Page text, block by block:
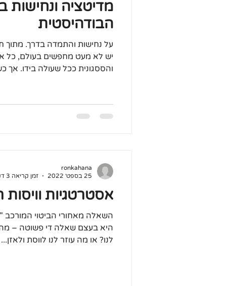
מדיטציה ונחישות
הבודהיסטית
על נחישות והתמדה בדרך. מתוך
יש לא מעט מחפשים בעולם,
והססגונית ככל שעולה בידו. אך
אסטרטגיות וויסות
השאלה מאחורי הביטוי המורכב
היא בעצם שאלה די פשוטה – מה
לנו? או מה עוזר לנו לווסת ולאזן...
ronkahana
25 בספט׳ 2022
זמן קריאה 3 דקות